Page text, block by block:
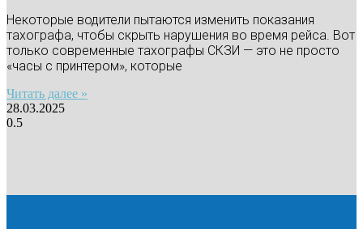
Некоторые водители пытаются изменить показания
тахографа, чтобы скрыть нарушения во время рейса. Вот
только современные тахографы СКЗИ — это не просто
«часы с принтером», которые
Читать далее »
28.03.2025